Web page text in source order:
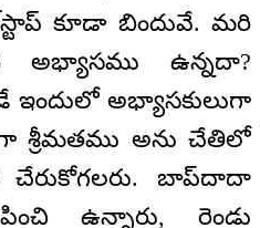
కూడా బిందువే. మరి
అభ్యాసము ఉన్నదా?
ఇందులో అభ్యాసకులుగా
అను చేతిలో
బాప్‌దాదా
ఉన్నారు, రెండు